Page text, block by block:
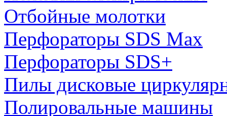
Отбойные молотки
Перфораторы SDS Max
Перфораторы SDS+
Пилы дисковые
Полировальные машины